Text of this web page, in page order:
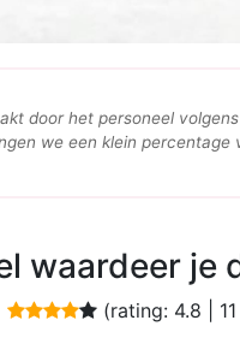
door het personeel
we een klein
waardeer je
(rating: 4.8 11